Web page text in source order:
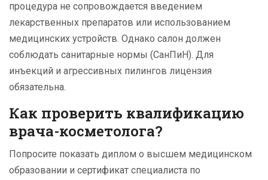
процедура не сопровождается введением
лекарственных препаратов или использованием
медицинских устройств. Однако салон должен
соблюдать санитарные нормы (СанПиН). Для
инъекций и агрессивных пилингов лицензия
обязательна.
Как проверить квалификацию
врача-косметолога?
Попросите показать диплом о высшем медицинском
образовании и сертификат специалиста по